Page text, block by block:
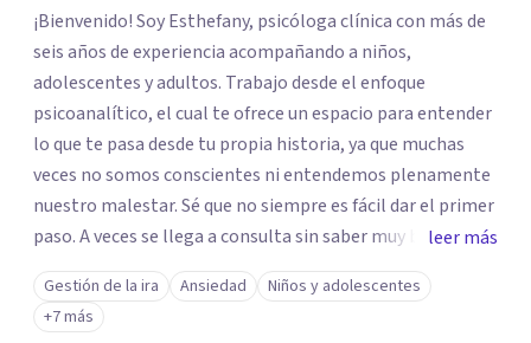
¡Bienvenido! Soy Esthefany, psicóloga clínica con más de
seis años de experiencia acompañando a niños,
adolescentes y adultos. Trabajo desde el enfoque
psicoanalítico, el cual te ofrece un espacio para entender
lo que te pasa desde tu propia historia, ya que muchas
veces no somos conscientes ni entendemos plenamente
nuestro malestar. Sé que no siempre es fácil dar el primer
paso. A veces se llega a consulta sin saber muy bien qué
decir, o sintiendo que algo no anda bien pero sin poder
nombrarlo. Mi intención es acompañarte en ese proceso,
sin juicios y a tu propio ritmo, para que lo que hoy te pesa
leer más
Gestión de la ira Ansiedad
Niños y adolescentes
+7 más